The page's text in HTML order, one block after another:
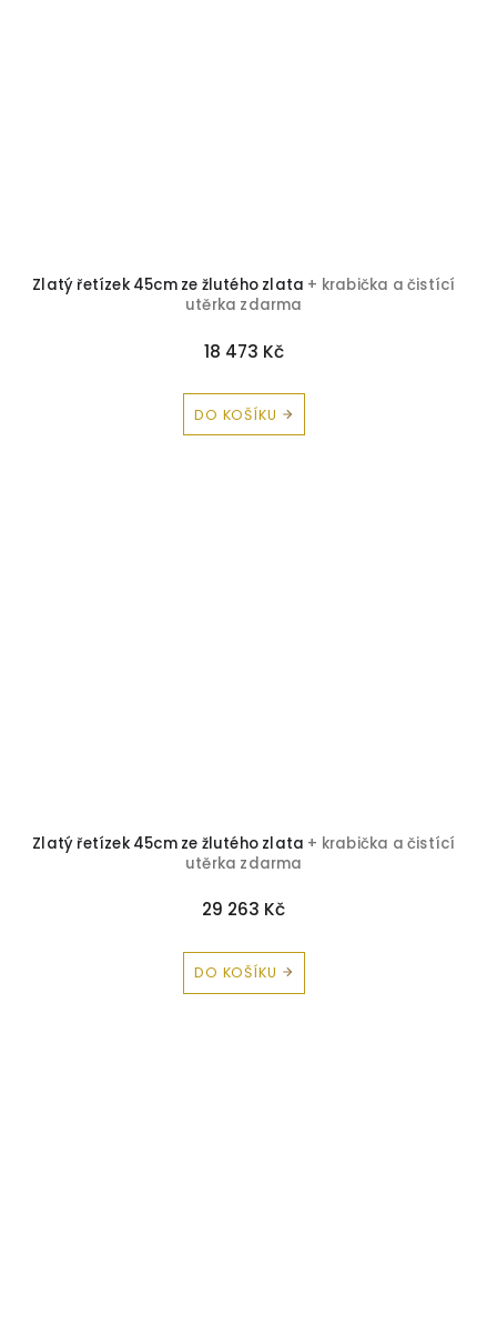
Zlatý řetízek 45cm ze žlutého zlata + krabička a čistící
utěrka zdarma
18 473 Kč
DO KOŠÍKU
Zlatý řetízek 45cm ze žlutého zlata + krabička a čistící
utěrka zdarma
29 263 Kč
DO KOŠÍKU